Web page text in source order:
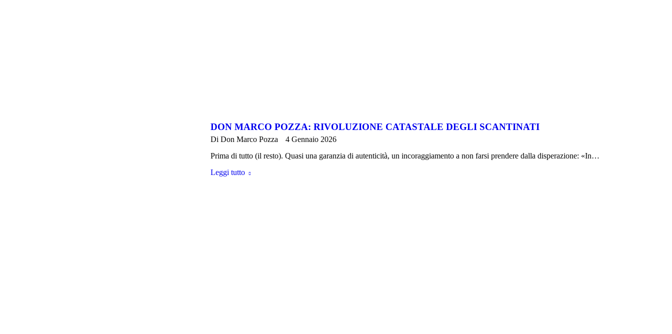
DON MARCO POZZA: RIVOLUZIONE CATASTALE DEGLI SCANTINATI
Di Don Marco Pozza
4 Gennaio 2026
Prima di tutto (il resto). Quasi una garanzia di autenticità, un incoraggiamento a non farsi prendere dalla disperazione: «In…
Leggi tutto